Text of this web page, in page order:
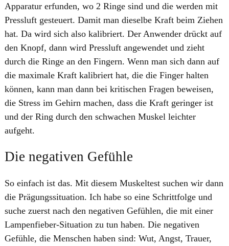
Apparatur erfunden, wo 2 Ringe sind und die werden mit
Pressluft gesteuert. Damit man dieselbe Kraft beim Ziehen
hat. Da wird sich also kalibriert. Der Anwender drückt auf
den Knopf, dann wird Pressluft angewendet und zieht
durch die Ringe an den Fingern. Wenn man sich dann auf
die maximale Kraft kalibriert hat, die die Finger halten
können, kann man dann bei kritischen Fragen beweisen,
die Stress im Gehirn machen, dass die Kraft geringer ist
und der Ring durch den schwachen Muskel leichter
aufgeht.
Die negativen Gefühle
So einfach ist das. Mit diesem Muskeltest suchen wir dann
die Prägungssituation. Ich habe so eine Schrittfolge und
suche zuerst nach den negativen Gefühlen, die mit einer
Lampenfieber-Situation zu tun haben. Die negativen
Gefühle, die Menschen haben sind: Wut, Angst, Trauer,